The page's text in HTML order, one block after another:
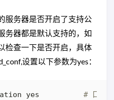
服务器是否开启了支持公
务器都是默认支持的，如
检查一下是否开启，具体
设置以下参数为yes：
yes # 口令